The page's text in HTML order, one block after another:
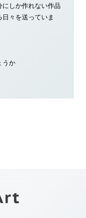
しか作れない作品
々を送っていま
うか